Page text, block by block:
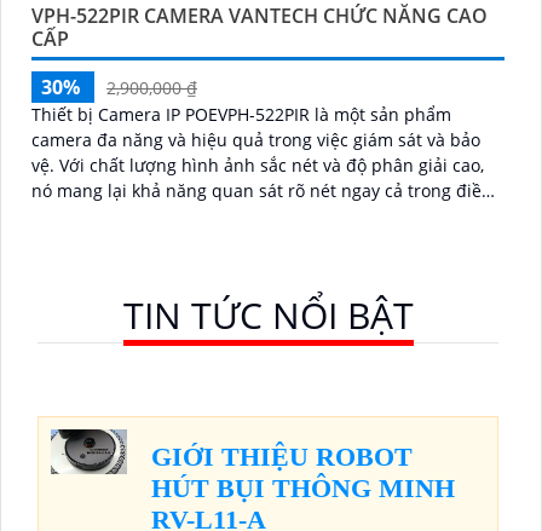
VPH-522PIR CAMERA VANTECH CHỨC NĂNG CAO
CẤP
30%
2,900,000 ₫
Thiết bị Camera IP POEVPH-522PIR là một sản phẩm
camera đa năng và hiệu quả trong việc giám sát và bảo
vệ. Với chất lượng hình ảnh sắc nét và độ phân giải cao,
nó mang lại khả năng quan sát rõ nét ngay cả trong điều
TIN TỨC NỔI BẬT
GIỚI THIỆU ROBOT
HÚT BỤI THÔNG MINH
RV-L11-A